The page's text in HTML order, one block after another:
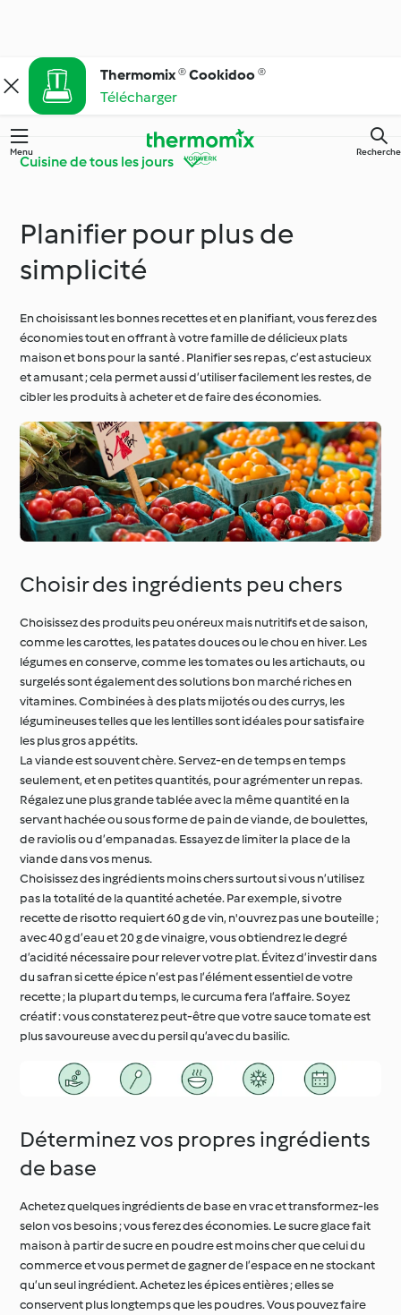
Thermomix ® Cookidoo ®
Télécharger
Menu Recherche
Cuisine de tous les jours
Faites connaissance
avec Cookidoo®
Apprendre avec
Cookidoo®
& astuces
simples !
Cuisine de tous les
jours
Régimes particuliers et
tendances
Occasions spéciales et
saisons
Autour du monde avec
Cookidoo®
Planifier pour plus de
simplicité
En choisissant les bonnes recettes et en planifiant, vous ferez des
économies tout en offrant à votre famille de délicieux plats
maison et bons pour la santé . Planifier ses repas, c’est astucieux
et amusant ; cela permet aussi d’utiliser facilement les restes, de
cibler les produits à acheter et de faire des économies.
Choisir des ingrédients peu chers
Choisissez des produits peu onéreux mais nutritifs et de saison,
comme les carottes, les patates douces ou le chou en hiver. Les
légumes en conserve, comme les tomates ou les artichauts, ou
surgelés sont également des solutions bon marché riches en
vitamines. Combinées à des plats mijotés ou des currys, les
légumineuses telles que les lentilles sont idéales pour satisfaire
les plus gros appétits.
La viande est souvent chère. Servez-en de temps en temps
seulement, et en petites quantités, pour agrémenter un repas.
Régalez une plus grande tablée avec la même quantité en la
servant hachée ou sous forme de pain de viande, de boulettes,
de raviolis ou d’empanadas. Essayez de limiter la place de la
viande dans vos menus.
Choisissez des ingrédients moins chers surtout si vous n’utilisez
pas la totalité de la quantité achetée. Par exemple, si votre
recette de risotto requiert 60 g de vin, n'ouvrez pas une bouteille ;
avec 40 g d’eau et 20 g de vinaigre, vous obtiendrez le degré
d’acidité nécessaire pour relever votre plat. Évitez d’investir dans
du safran si cette épice n’est pas l’élément essentiel de votre
recette ; la plupart du temps, le curcuma fera l’affaire. Soyez
créatif : vous constaterez peut-être que votre sauce tomate est
plus savoureuse avec du persil qu’avec du basilic.
Déterminez vos propres ingrédients
de base
Achetez quelques ingrédients de base en vrac et transformez-les
selon vos besoins ; vous ferez des économies. Le sucre glace fait
maison à partir de sucre en poudre est moins cher que celui du
commerce et vous permet de gagner de l’espace en ne stockant
qu’un seul ingrédient. Achetez les épices entières ; elles se
conservent plus longtemps que les poudres. Vous pouvez faire